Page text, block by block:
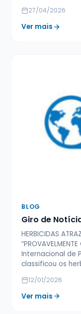
27/04/2026
Ver mais
BLOG
Giro de
HERBICIDAS
Internacional de
classificou os
12/01/2026
Ver mais